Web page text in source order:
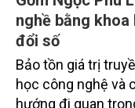
Gốm Ngọc Phù
nghề bằng
đổi số
Bảo tồn giá trị